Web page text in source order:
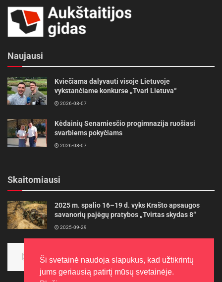
Naujausi
Kviečiama dalyvauti visoje Lietuvoje
vykstančiame konkurse „Tvari Lietuva“
2026-08-07
Kėdainių Senamiesčio progimnazija ruošiasi
svarbiems pokyčiams
2026-08-07
Skaitomiausi
2025 m. spalio 16–19 d. vyks Krašto apsaugos
savanorių pajėgų pratybos „Tvirtas skydas 8“
2025-09-29
aukso
2015-10-30
Ši svetainė naudoja slapukus, kad užtikrintų
jums geriausią patirtį mūsų svetainėje.